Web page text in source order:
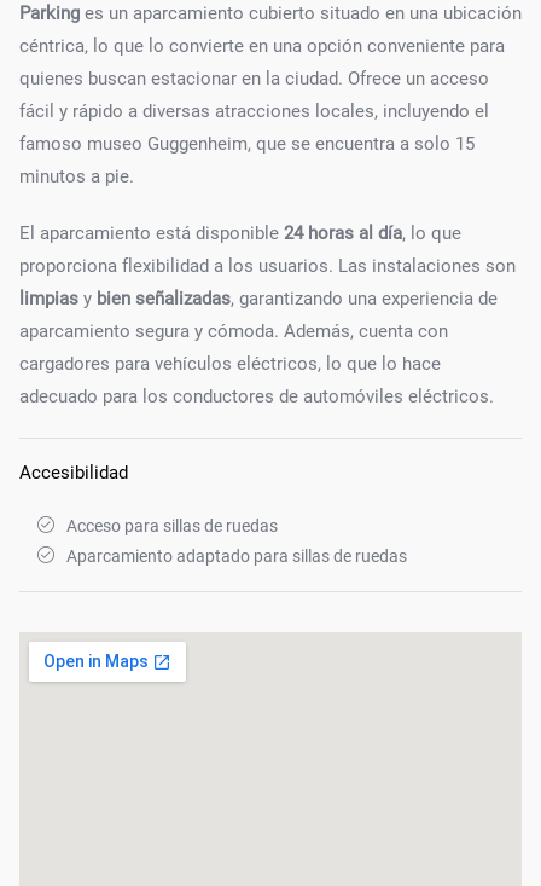
Parking es un aparcamiento cubierto situado en una ubicación
céntrica, lo que lo convierte en una opción conveniente para
quienes buscan estacionar en la ciudad. Ofrece un acceso
fácil y rápido a diversas atracciones locales, incluyendo el
famoso museo Guggenheim, que se encuentra a solo 15
minutos a pie.
El aparcamiento está disponible 24 horas al día, lo que
proporciona flexibilidad a los usuarios. Las instalaciones son
limpias y bien señalizadas, garantizando una experiencia de
aparcamiento segura y cómoda. Además, cuenta con
cargadores para vehículos eléctricos, lo que lo hace
adecuado para los conductores de automóviles eléctricos.
Accesibilidad
Acceso para sillas de ruedas
Aparcamiento adaptado para sillas de ruedas